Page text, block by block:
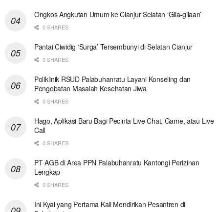
Ongkos Angkutan Umum ke Cianjur Selatan ‘Gila-gilaan’
0 SHARES
Pantai Ciwidig ‘Surga’ Tersembunyi di Selatan Cianjur
0 SHARES
Poliklinik RSUD Palabuhanratu Layani Konseling dan
Pengobatan Masalah Kesehatan Jiwa
0 SHARES
Hago, Aplikasi Baru Bagi Pecinta Live Chat, Game, atau Live
Call
0 SHARES
PT AGB di Area PPN Palabuhanratu Kantongi Perizinan
Lengkap
0 SHARES
Ini Kyai yang Pertama Kali Mendirikan Pesantren di